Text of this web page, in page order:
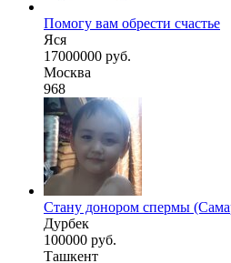
Помогу вам обрести счастье
Яся
17000000 руб.
Москва
968
Стану донором спермы
Дурбек
100000 руб.
Ташкент